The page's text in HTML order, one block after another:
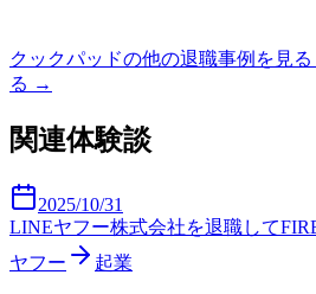
クックパッドの他の退職事例を見
る →
関連体験談
2025/10/31
LINEヤフー株式会社を退職して
ヤフー
起業